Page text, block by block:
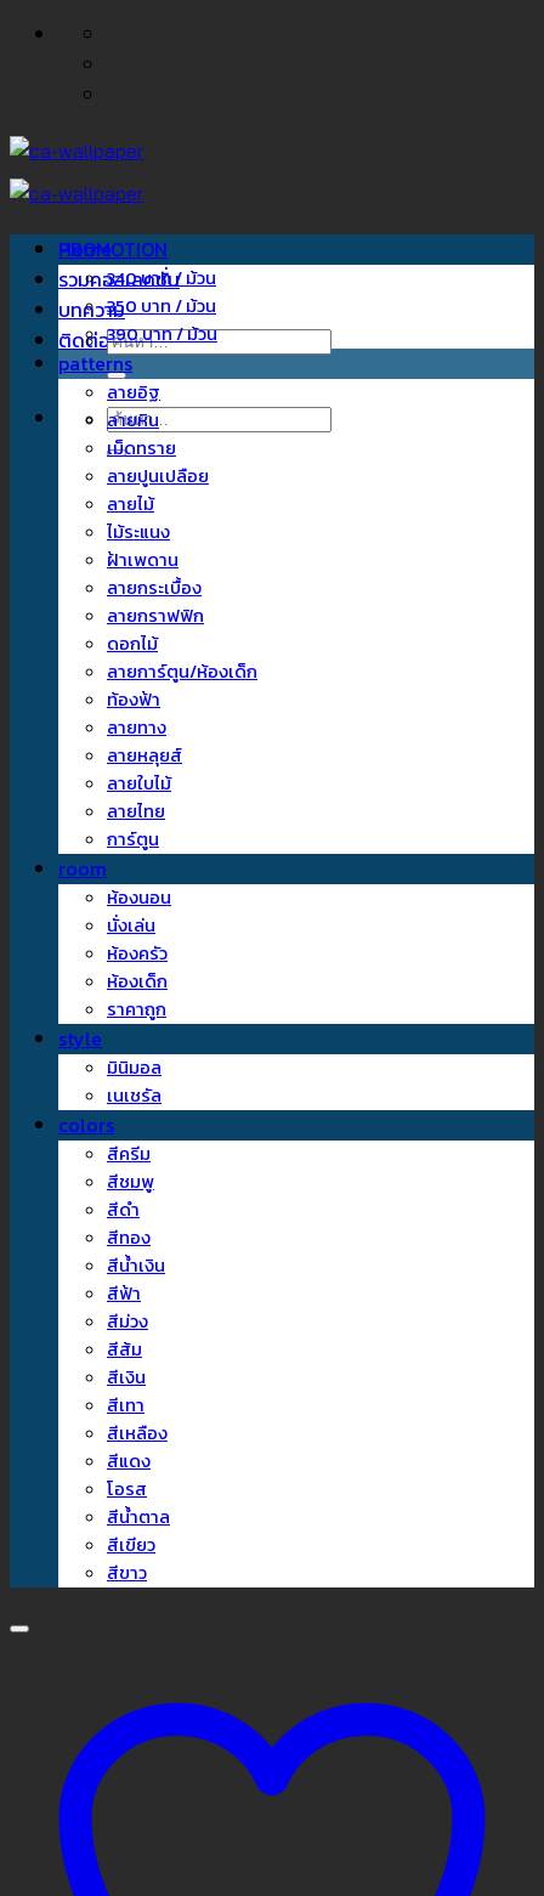
ข้าม
Home
รวมคอลเลคชั่น
บทความ
ติดต่อเรา
ค้นหา:
ค้นหา:
PROMOTION
340 บาท / ม้วน
350 บาท / ม้วน
390 บาท / ม้วน
patterns
ลายอิฐ
ลายหิน
เม็ดทราย
ลายปูนเปลือย
ลายไม้
ไม้ระแนง
ฝ้าเพดาน
ลายกระเบื้อง
ลายกราฟฟิก
ดอกไม้
ลายการ์ตูน/ห้องเด็ก
ท้องฟ้า
ลายทาง
ลายหลุยส์
ลายใบไม้
ลายไทย
การ์ตูน
room
ห้องนอน
นั่งเล่น
ห้องครัว
ห้องเด็ก
ราคาถูก
style
มินิมอล
เนเชรัล
colors
สีครีม
สีชมพู
สีดำ
สีทอง
สีน้ำเงิน
สีฟ้า
สีม่วง
สีส้ม
สีเงิน
สีเทา
สีเหลือง
สีแดง
โอรส
สีน้ำตาล
สีเขียว
สีขาว